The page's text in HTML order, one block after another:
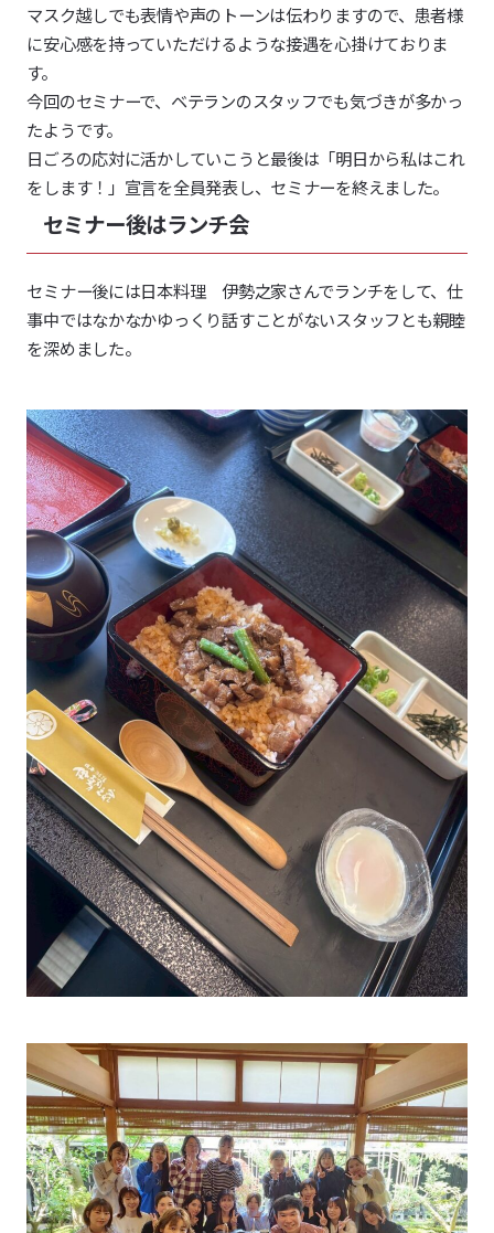
マスク越しでも表情や声のトーンは伝わりますので、患者様
に安心感を持っていただけるような接遇を心掛けておりま
す。
今回のセミナーで、ベテランのスタッフでも気づきが多かっ
たようです。
日ごろの応対に活かしていこうと最後は「明日から私はこれ
をします！」宣言を全員発表し、セミナーを終えました。
セミナー後はランチ会
セミナー後には日本料理 伊勢之家さんでランチをして、仕
事中ではなかなかゆっくり話すことがないスタッフとも親睦
を深めました。